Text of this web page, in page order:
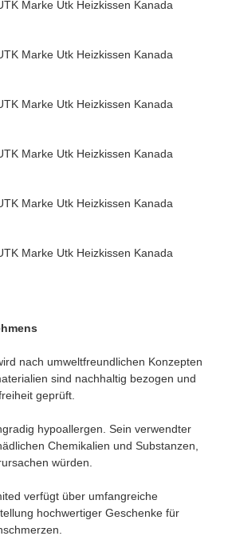
nach umweltfreundlichen Konzepten
sind nachhaltig bezogen und
geprüft.
hypoallergen. Sein verwendter
Chemikalien und Substanzen,
würden.
verfügt über umfangreiche
hochwertiger Geschenke für